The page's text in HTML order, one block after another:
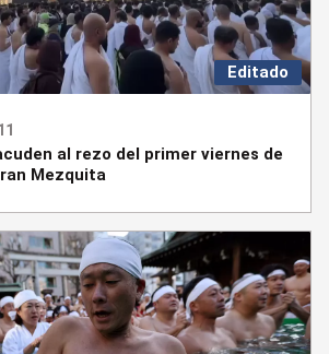
Editado
al rezo del primer viernes de
Mezquita